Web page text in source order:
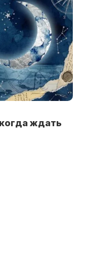
ждать